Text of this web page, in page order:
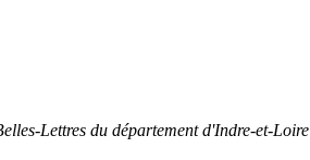
Lettres du département d'Indre-et-Loire